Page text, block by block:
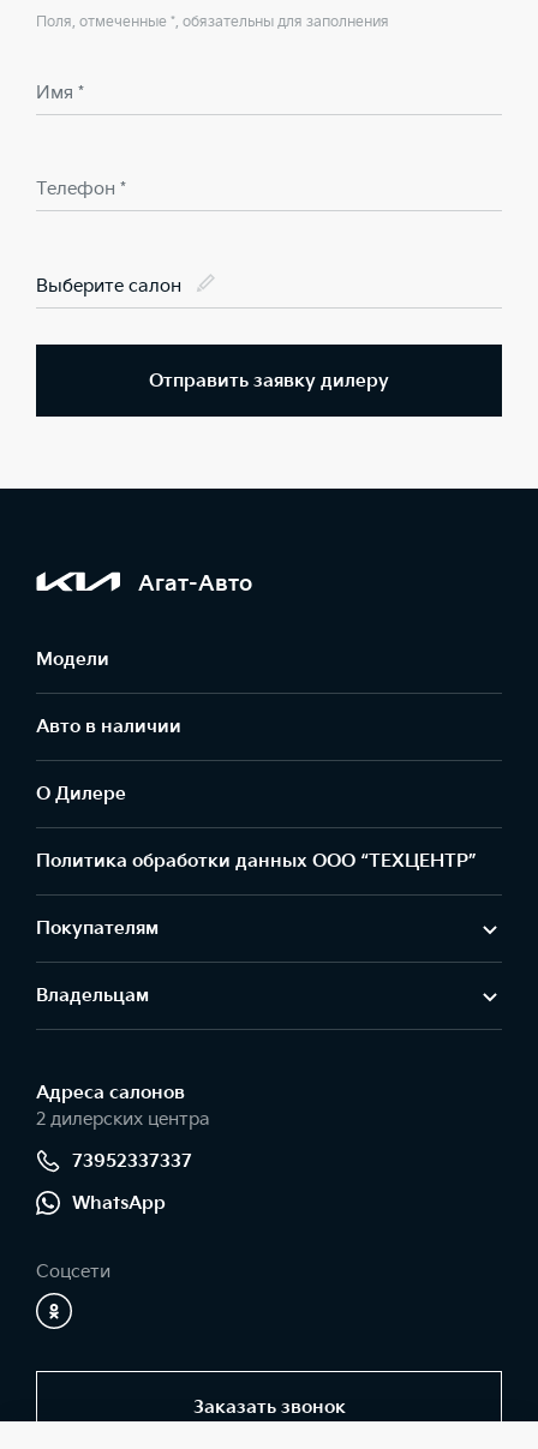
Поля, отмеченные *, обязательны для заполнения
Имя *
Телефон *
Выберите салон
Отправить заявку дилеру
Агат-Авто
Модели
Авто в наличии
О Дилере
Политика обработки данных ООО “ТЕХЦЕНТР”
Покупателям
Владельцам
Адреса салонов
2 дилерских центра
73952337337
WhatsApp
Соцсети
Заказать звонок